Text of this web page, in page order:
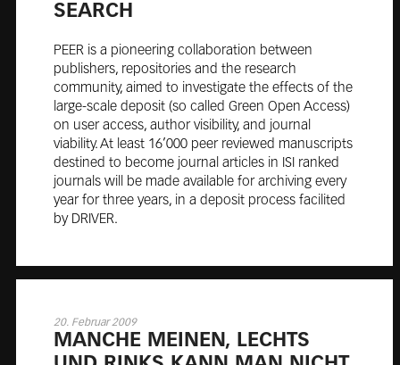
SEARCH
PEER is a pioneering collaboration between
publishers, repositories and the research
community, aimed to investigate the effects of the
large-scale deposit (so called Green Open Access)
on user access, author visibility, and journal
viability. At least 16’000 peer reviewed manuscripts
destined to become journal articles in ISI ranked
journals will be made available for archiving every
year for three years, in a deposit process facilited
by DRIVER.
20. Februar 2009
MAN­CHE MEI­NEN, LECHTS